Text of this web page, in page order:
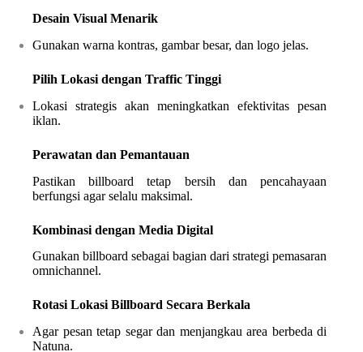
Desain Visual Menarik
Gunakan warna kontras, gambar besar, dan logo jelas.
Pilih Lokasi dengan Traffic Tinggi
Lokasi strategis akan meningkatkan efektivitas pesan
iklan.
Perawatan dan Pemantauan
Pastikan billboard tetap bersih dan pencahayaan
berfungsi agar selalu maksimal.
Kombinasi dengan Media Digital
Gunakan billboard sebagai bagian dari strategi pemasaran
omnichannel.
Rotasi Lokasi Billboard Secara Berkala
Agar pesan tetap segar dan menjangkau area berbeda di
Natuna.